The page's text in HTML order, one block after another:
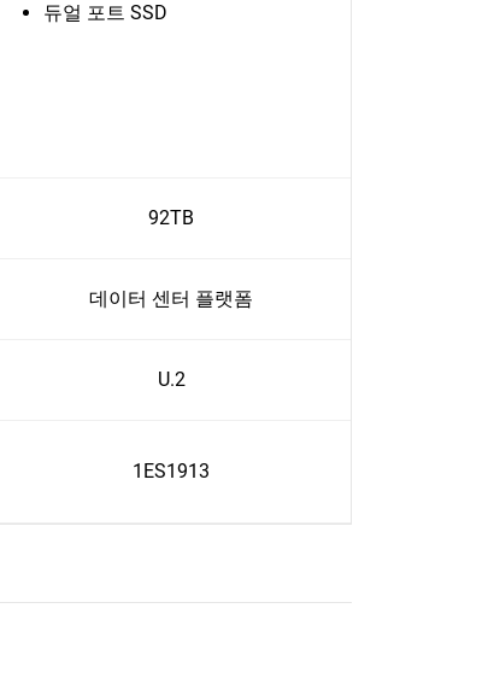
듀얼 포트 SSD
92TB
데이터 센터 플랫폼
U.2
1ES1913